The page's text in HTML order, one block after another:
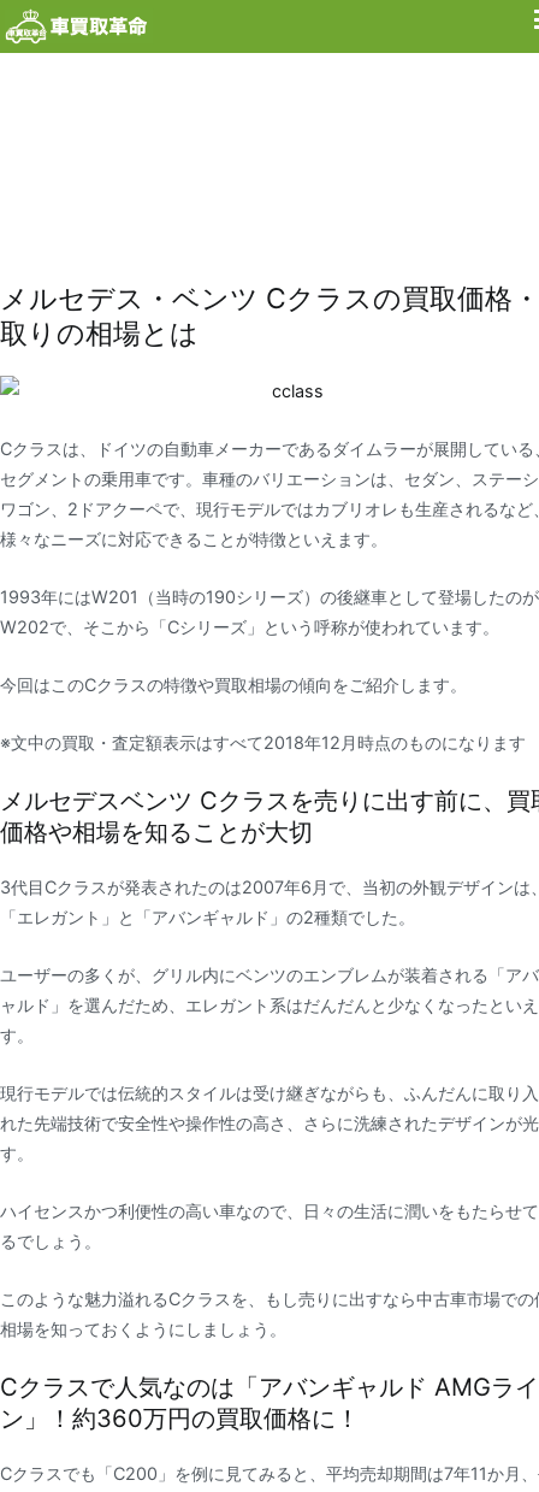
メルセデス・ベンツ Cクラスの買取価格
取りの相場とは
Cクラスは、ドイツの自動車メーカーであるダイムラーが展開している
セグメントの乗用車です。車種のバリエーションは、セダン、ステー
ワゴン、2ドアクーペで、現行モデルではカブリオレも生産されるなど
様々なニーズに対応できることが特徴といえます。
1993年にはW201（当時の190シリーズ）の後継車として登場したのが
W202で、そこから「Cシリーズ」という呼称が使われています。
今回はこのCクラスの特徴や買取相場の傾向をご紹介します。
※文中の買取・査定額表示はすべて2018年12月時点のものになります
メルセデスベンツ Cクラスを売りに出す前に、買
価格や相場を知ることが大切
3代目Cクラスが発表されたのは2007年6月で、当初の外観デザインは
「エレガント」と「アバンギャルド」の2種類でした。
ユーザーの多くが、グリル内にベンツのエンブレムが装着される「ア
ャルド」を選んだため、エレガント系はだんだんと少なくなったとい
す。
現行モデルでは伝統的スタイルは受け継ぎながらも、ふんだんに取り
れた先端技術で安全性や操作性の高さ、さらに洗練されたデザインが
す。
ハイセンスかつ利便性の高い車なので、日々の生活に潤いをもたらせ
るでしょう。
このような魅力溢れるCクラスを、もし売りに出すなら中古車市場での
相場を知っておくようにしましょう。
Cクラスで人気なのは「アバンギャルド AMGライ
ン」！約360万円の買取価格に！
Cクラスでも「C200」を例に見てみると、平均売却期間は7年11か月